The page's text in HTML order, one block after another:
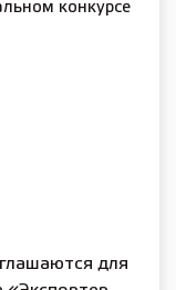
для